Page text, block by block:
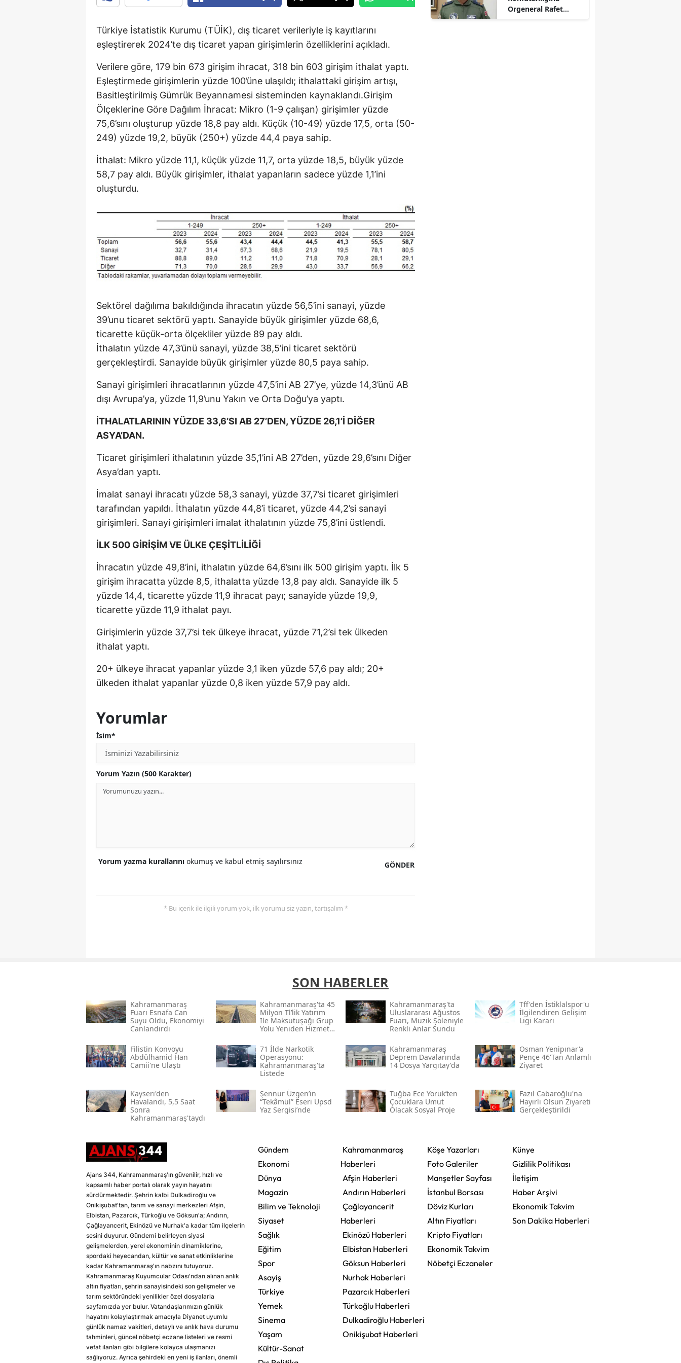
Türkiye İstatistik Kurumu (TÜİK), dış ticaret verileriyle iş kayıtlarını
eşleştirerek 2024’te dış ticaret yapan girişimlerin özelliklerini açıkladı.
Verilere göre, 179 bin 673 girişim ihracat, 318 bin 603 girişim ithalat yaptı.
Eşleştirmede girişimlerin yüzde 100’üne ulaşıldı; ithalattaki girişim artışı,
Basitleştirilmiş Gümrük Beyannamesi sisteminden kaynaklandı.Girişim
Ölçeklerine Göre Dağılım İhracat: Mikro (1-9 çalışan) girişimler yüzde
75,6’sını oluşturup yüzde 18,8 pay aldı. Küçük (10-49) yüzde 17,5, orta (50-
249) yüzde 19,2, büyük (250+) yüzde 44,4 paya sahip.
İthalat: Mikro yüzde 11,1, küçük yüzde 11,7, orta yüzde 18,5, büyük yüzde
58,7 pay aldı. Büyük girişimler, ithalat yapanların sadece yüzde 1,1’ini
oluşturdu.
Sektörel dağılıma bakıldığında ihracatın yüzde 56,5’ini sanayi, yüzde
39’unu ticaret sektörü yaptı. Sanayide büyük girişimler yüzde 68,6,
ticarette küçük-orta ölçekliler yüzde 89 pay aldı.
İthalatın yüzde 47,3’ünü sanayi, yüzde 38,5’ini ticaret sektörü
gerçekleştirdi. Sanayide büyük girişimler yüzde 80,5 paya sahip.
Sanayi girişimleri ihracatlarının yüzde 47,5’ini AB 27’ye, yüzde 14,3’ünü AB
dışı Avrupa’ya, yüzde 11,9’unu Yakın ve Orta Doğu’ya yaptı.
İTHALATLARININ YÜZDE 33,6’SI AB 27’DEN, YÜZDE 26,1’İ DİĞER
ASYA’DAN.
Ticaret girişimleri ithalatının yüzde 35,1’ini AB 27’den, yüzde 29,6’sını Diğer
Asya’dan yaptı.
İmalat sanayi ihracatı yüzde 58,3 sanayi, yüzde 37,7’si ticaret girişimleri
tarafından yapıldı. İthalatın yüzde 44,8’i ticaret, yüzde 44,2’si sanayi
girişimleri. Sanayi girişimleri imalat ithalatının yüzde 75,8’ini üstlendi.
İLK 500 GİRİŞİM VE ÜLKE ÇEŞİTLİLİĞİ
İhracatın yüzde 49,8’ini, ithalatın yüzde 64,6’sını ilk 500 girişim yaptı. İlk 5
girişim ihracatta yüzde 8,5, ithalatta yüzde 13,8 pay aldı. Sanayide ilk 5
yüzde 14,4, ticarette yüzde 11,9 ihracat payı; sanayide yüzde 19,9,
ticarette yüzde 11,9 ithalat payı.
Girişimlerin yüzde 37,7’si tek ülkeye ihracat, yüzde 71,2’si tek ülkeden
ithalat yaptı.
20+ ülkeye ihracat yapanlar yüzde 3,1 iken yüzde 57,6 pay aldı; 20+
ülkeden ithalat yapanlar yüzde 0,8 iken yüzde 57,9 pay aldı.
Yorumlar
İsim*
Yorum Yazın (500 Karakter)
GÖNDER
Yorum yazma kurallarını okumuş ve kabul etmiş sayılırsınız
* Bu içerik ile ilgili yorum yok, ilk yorumu siz yazın, tartışalım *
Orgeneral Rafet
SON HABERLER
Kahramanmaraş
Fuarı Esnafa Can
Suyu Oldu, Ekonomiyi
Canlandırdı
Kahramanmaraş'ta 45
Milyon Tl’lik Yatırım
Ile Maksutuşağı Grup
Yolu Yeniden Hizmete
Kahramanmaraş'ta
Uluslararası Ağustos
Fuarı, Müzik Şöleniyle
Renkli Anlar Sundu
Tff'den İstiklalspor'u
İlgilendiren Gelişim
Ligi Kararı
Filistin Konvoyu
Abdülhamid Han
Camii'ne Ulaştı
71 İlde Narkotik
Operasyonu:
Kahramanmaraş'ta
Listede
Kahramanmaraş
Deprem Davalarında
14 Dosya Yargıtay'da
Osman Yenipınar'a
Pençe 46'tan Anlamlı
Ziyaret
Kayseri'den
Havalandı, 5,5 Saat
Sonra
Kahramanmaraş'taydı
Şennur Üzgen’in
“tekâmül” Eseri Upsd
Yaz Sergisi’nde
Tuğba Ece Yörük’ten
Çocuklara Umut
Olacak Sosyal Proje
Fazıl Cabaroğlu'na
Hayırlı Olsun Ziyareti
Gerçekleştirildi
Ajans 344, Kahramanmaraş'ın güvenilir, hızlı ve
kapsamlı haber portalı olarak yayın hayatını
sürdürmektedir. Şehrin kalbi Dulkadiroğlu ve
Onikişubat'tan, tarım ve sanayi merkezleri Afşin,
Elbistan, Pazarcık, Türkoğlu ve Göksun'a; Andırın,
Çağlayancerit, Ekinözü ve Nurhak'a kadar tüm ilçelerin
sesini duyurur. Gündemi belirleyen siyasi
gelişmelerden, yerel ekonominin dinamiklerine,
spordaki heyecandan, kültür ve sanat etkinliklerine
kadar Kahramanmaraş'ın nabzını tutuyoruz.
Kahramanmaraş Kuyumcular Odası'ndan alınan anlık
altın fiyatları, şehrin sanayisindeki son gelişmeler ve
tarım sektöründeki yenilikler özel dosyalarla
sayfamızda yer bulur. Vatandaşlarımızın günlük
hayatını kolaylaştırmak amacıyla Diyanet uyumlu
günlük namaz vakitleri, detaylı ve anlık hava durumu
tahminleri, güncel nöbetçi eczane listeleri ve resmi
vefat ilanları gibi bilgilere kolayca ulaşmanızı
sağlıyoruz. Ayrıca şehirdeki en yeni iş ilanları, önemli
Gündem
Ekonomi
Dünya
Magazin
Bilim ve Teknoloji
Siyaset
Sağlık
Eğitim
Spor
Asayiş
Türkiye
Yemek
Sinema
Yaşam
Kültür-Sanat
Kahramanmaraş
Haberleri
Afşin Haberleri
Andırın Haberleri
Çağlayancerit
Haberleri
Ekinözü Haberleri
Elbistan Haberleri
Göksun Haberleri
Nurhak Haberleri
Pazarcık Haberleri
Türkoğlu Haberleri
Dulkadiroğlu Haberleri
Onikişubat Haberleri
Köşe Yazarları
Foto Galeriler
Manşetler Sayfası
İstanbul Borsası
Döviz Kurları
Altın Fiyatları
Kripto Fiyatları
Ekonomik Takvim
Nöbetçi Eczaneler
Künye
Gizlilik Politikası
İletişim
Haber Arşivi
Ekonomik Takvim
Son Dakika Haberleri